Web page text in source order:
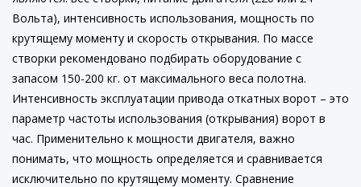
Вольта), интенсивность использования, мощность по
крутящему моменту и скорость открывания. По массе
створки рекомендовано подбирать оборудование с
запасом 150-200 кг. от максимального веса полотна.
Интенсивность эксплуатации привода откатных ворот – это
параметр частоты использования (открывания) ворот в
час. Применительно к мощности двигателя, важно
понимать, что мощность определяется и сравнивается
исключительно по крутящему моменту. Сравнение